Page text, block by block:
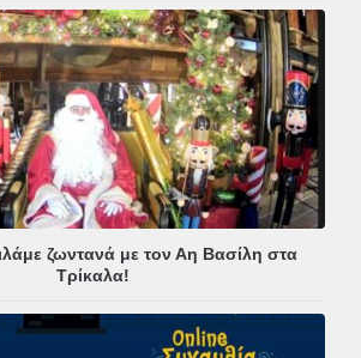
ζωντανά με τον Αη Βασίλη στα
Τρίκαλα!